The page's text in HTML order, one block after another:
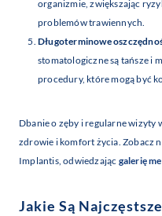
organizmie, zwiększając
problemów trawiennych.
Długoterminowe
stomatologiczne są tańsze i
procedury, które mogą być
Dbanie o zęby i regularne wizyty
zdrowie i komfort życia. Zobacz
Implantis, odwiedzając galerię
Jakie Są